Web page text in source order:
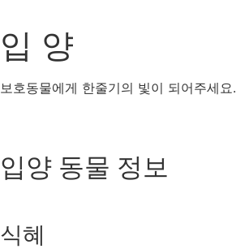
입 양
보호동물에게 한줄기의 빛이 되어주세요.
입양 동물 정보
식혜